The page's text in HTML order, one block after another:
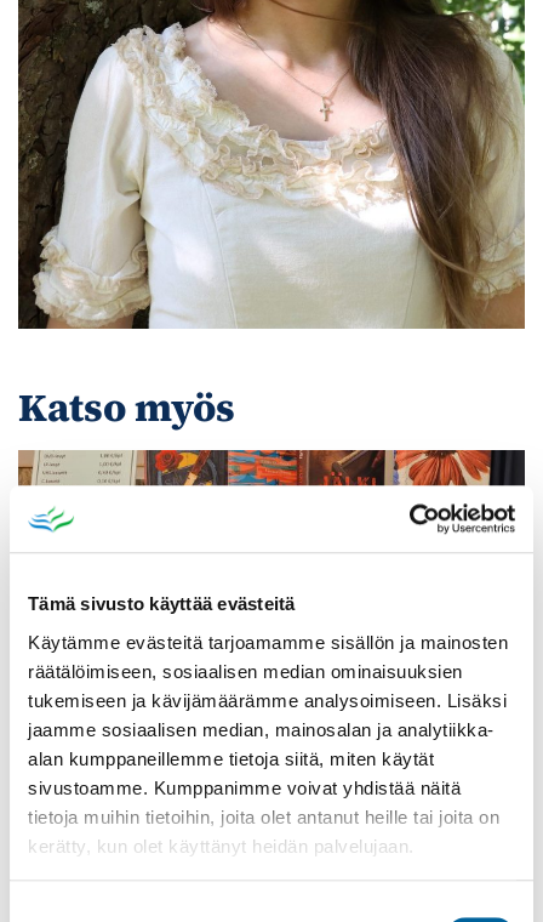
Tämä sivusto käyttää evästeitä
Käytämme evästeitä tarjoamamme sisällön ja mainosten
räätälöimiseen, sosiaalisen median ominaisuuksien
tukemiseen ja kävijämäärämme analysoimiseen. Lisäksi
jaamme sosiaalisen median, mainosalan ja analytiikka-
alan kumppaneillemme tietoja siitä, miten käytät
sivustoamme. Kumppanimme voivat yhdistää näitä
tietoja muihin tietoihin, joita olet antanut heille tai joita on
kerätty, kun olet käyttänyt heidän palvelujaan.
Katso myös
Poistomyynti kirjaston aukioloaikana
03.06.2026- 31.08.2026